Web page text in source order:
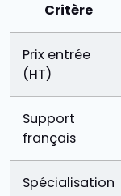
Critère
Prix entrée
(HT)
Support
français
Spécialisation